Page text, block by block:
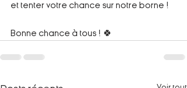
et tenter votre chance sur notre borne !
Bonne chance à tous ! 🍀